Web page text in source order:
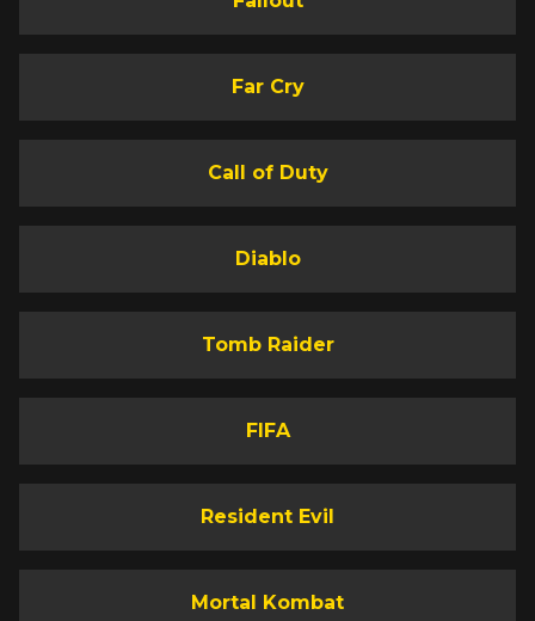
Far Cry
Call of Duty
Diablo
Tomb Raider
FIFA
Resident Evil
Mortal Kombat